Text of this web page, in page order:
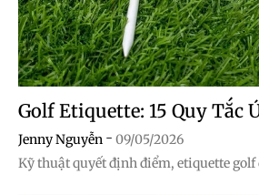
Golf Etiquette: 15 Quy Tắc
Jenny Nguyễn - 09/05/2026
Kỹ thuật quyết định điểm, etiquette golf